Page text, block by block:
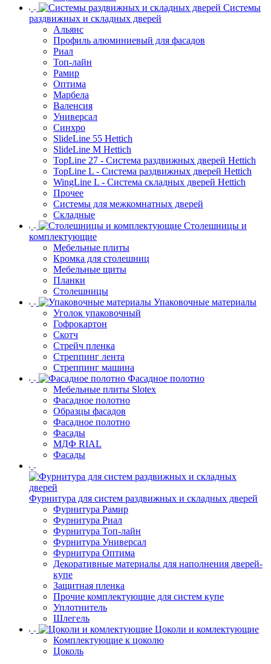
Системы
раздвижных и складных дверей
Альянс
Профиль алюминиевый для фасадов
Риал
Топ-лайн
Рамир
Оптима
Марбела
Валенсия
Универсал
Синхро
SlideLine 55 Hettich
SlideLine M Hettich
TopLine 27 - Система раздвижных дверей Hettich
TopLine L - Система раздвижных дверей Hettich
WingLine L - Система складных дверей Hettich
Прочее
Системы для межкомнатных дверей
Складные
Столешницы и
комплектующие
Мебельные плиты
Кромка для столешниц
Мебельные щиты
Планки
Столешницы
Упаковочные материалы
Уголок упаковочный
Гофрокартон
Скотч
Стрейч пленка
Стреппинг лента
Стреппинг машина
Фасадное полотно
Мебельные плиты Slotex
Фасадное полотно
Образцы фасадов
Фасадное полотно
Фасады
МДФ RIAL
Фасады
Фурнитура для систем раздвижных и складных дверей
Фурнитура Рамир
Фурнитура Риал
Фурнитура Топ-лайн
Фурнитура Универсал
Фурнитура Оптима
Декоративные материалы для наполнения дверей-
купе
Защитная пленка
Прочие комплектующие для систем купе
Уплотнитель
Шлегель
Цоколи и комлектующие
Комплектующие к цоколю
Цоколь